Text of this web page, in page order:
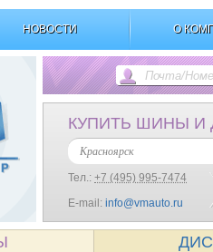
НОВОСТИ О
КУПИТЬ ШИНЫ И
Красноярск
Тел.: +7 (495) 995-7474
E-mail: info@vmauto.ru